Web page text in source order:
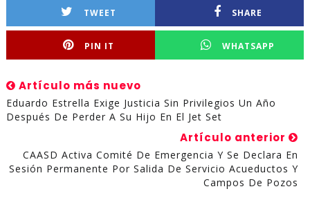
TWEET SHARE
PIN IT WHATSAPP
Artículo más nuevo
Eduardo Estrella Exige Justicia Sin Privilegios Un Año
Después De Perder A Su Hijo En El Jet Set
Artículo anterior
CAASD Activa Comité De Emergencia Y Se Declara En
Sesión Permanente Por Salida De Servicio Acueductos Y
Campos De Pozos